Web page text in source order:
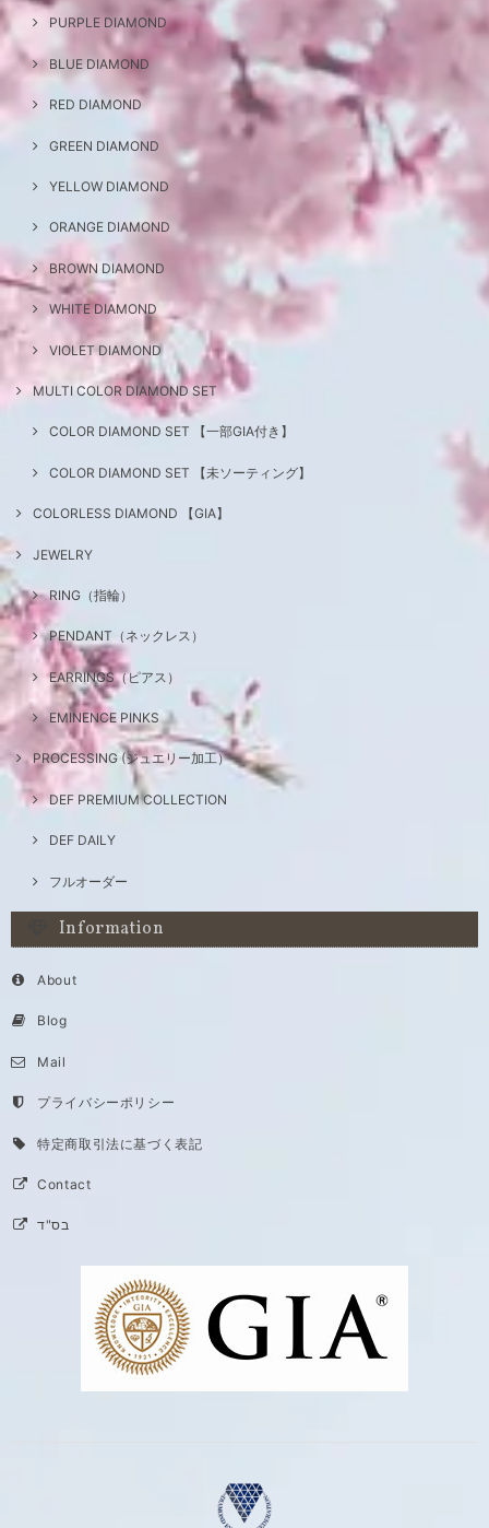
PURPLE DIAMOND
BLUE DIAMOND
RED DIAMOND
GREEN DIAMOND
YELLOW DIAMOND
ORANGE DIAMOND
BROWN DIAMOND
WHITE DIAMOND
VIOLET DIAMOND
MULTI COLOR DIAMOND SET
COLOR DIAMOND SET 【一部GIA付き】
COLOR DIAMOND SET 【未ソーティング】
COLORLESS DIAMOND 【GIA】
JEWELRY
RING（指輪）
PENDANT（ネックレス）
EARRINGS（ピアス）
EMINENCE PINKS
PROCESSING (ジュエリー加工）
DEF PREMIUM COLLECTION
DEF DAILY
フルオーダー
Information
About
Blog
Mail
プライバシーポリシー
特定商取引法に基づく表記
Contact
בס"ד